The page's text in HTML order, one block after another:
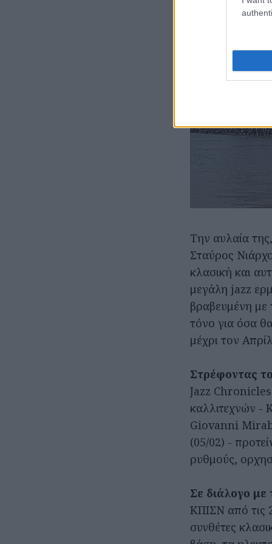
Tην αυλαία
Σταύρος
κλασική και
μεγάλη jazz
βραβευμένη με
τόνο για όσα
μέχρι τον
Στρέφοντας
Jazz Chronicles
καλλιτεχνών
Giovanni
(05/02) -
ρυθμούς,
Σε διάλογο με
ΚΠΙΣΝ από τις
συνθέτες